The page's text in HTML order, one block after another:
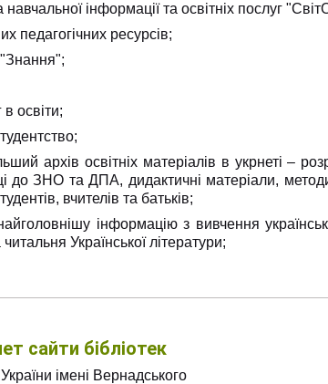
інформації та освітніх послуг
педагогічних ресурсів;
освіти;
архів освітніх матеріалів в укрнеті –
до ЗНО та ДПА, дидактичні матеріали,
вчителів та батьків;
інформацію з вивчення
Української літератури;
сайти бібліотек
імені Вернадського